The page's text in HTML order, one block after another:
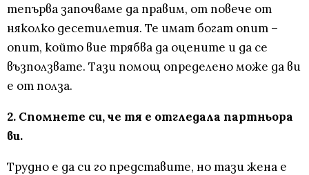
тепърва започваме да правим, от повече от
няколко десетилетия. Те имат богат опит –
опит, който вие трябва да оцените и да се
възползвате. Тази помощ определено може да ви
е от полза.
2. Спомнете си, че тя е отгледала партньора
ви.
Трудно е да си го представите, но тази жена е